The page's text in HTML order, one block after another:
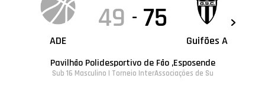
ADE
49 - 75
Guifões A
Pavilhão Polidesportivo de Fão ,Esposende
Sub 16 Masculino | Torneio InterAssociações de Su